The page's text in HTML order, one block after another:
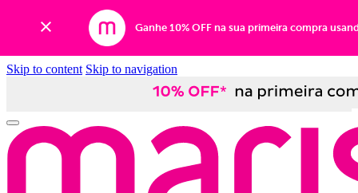
Ganhe 10% OFF na sua primeira compra
Skip to content Skip to navigation